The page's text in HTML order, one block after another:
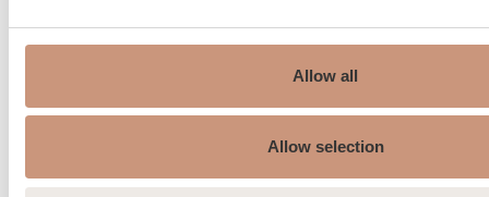
Allow all
Allow selection
Maximaal gewicht van de
550